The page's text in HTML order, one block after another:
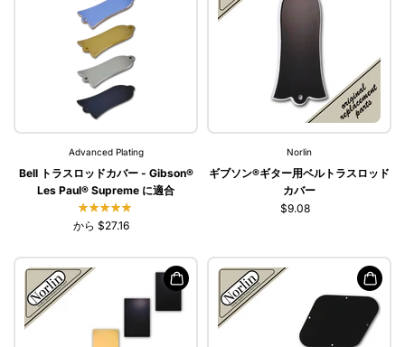
Advanced Plating
Bell トラスロッドカバー - Gibson®
Les Paul® Supreme に適合
から $27.16
Norlin
ギブソン®ギター用ベルトラスロッド
カバー
$9.08